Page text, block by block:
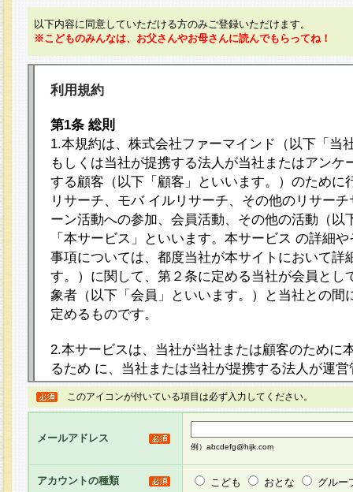
以下内容に同意していただける方のみご登録いただけます。
※こどものみんなは、お父さんやお母さんに読んでもらってね！
利用規約
第1条 総則
1.本規約は、株式会社ファーマインド（以下「当
もしくは当社が提携する法人が当社またはアンケ
する顧客（以下「顧客」といいます。）のために
リサーチ、モバ イルリサーチ、その他のリサー
ーン活動への参加、会員活動、その他の活動（以
「本サービス」といいます。本サービス の詳細
事項については、都度当社が本サイトにおいて詳
す。）に関して、第２条に定める当社が会員とし
象者（以下「会員」といいます。）と当社との間
定めるものです。
2.本サービスは、当社が当社または顧客のために
るため に、当社または当社が提携する法人が運
ト（以下「本サイト」といいます。）上に本サー
ージを設け、会員がアンケー ト調査に回答する
し、その結果を当社が集計・分析その他の利用を
るものです。なお、本サービスは、それぞれの目
員に対して本サービスの依頼を行うこともあり、
た全ての会員に対して本サービスの依頼をすると
このアイコンが付いている項目は必ず入力してください。
メールアドレス
例）abcdefg@hijk.com
アカウントの種類 こども おとな グルー